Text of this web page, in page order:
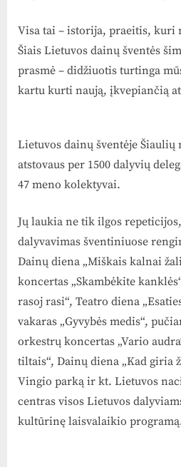
Visa tai – istorija, praeitis, kuri
Šiais Lietuvos dainų šventės
prasmė – didžiuotis turtinga
kartu kurti naują, įkvepiančią
Lietuvos dainų šventėje Šiaulių
atstovaus per 1500 dalyvių
47 meno kolektyvai.
Jų laukia ne tik ilgos
dalyvavimas šventiniuose
Dainų diena „Miškais kalnai
koncertas „Skambėkite
rasoj rasi“, Teatro diena
vakaras „Gyvybės medis“,
orkestrų koncertas „Vario
tiltais“, Dainų diena „Kad giria
Vingio parką ir kt. Lietuvos
centras visos Lietuvos
kultūrinę laisvalaikio